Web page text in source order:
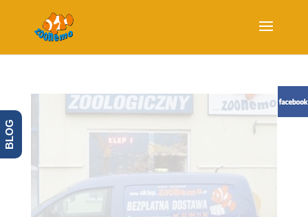
BLOG